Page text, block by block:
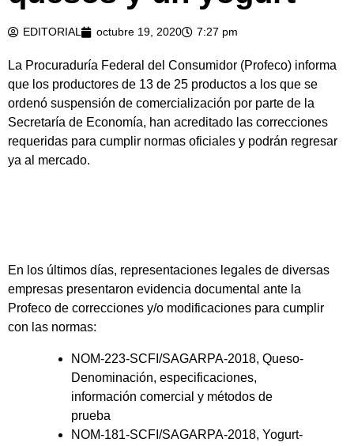
EDITORIAL octubre 19, 2020 7:27 pm
La Procuraduría Federal del Consumidor (Profeco) informa
que los productores de 13 de 25 productos a los que se
ordenó suspensión de comercialización por parte de la
Secretaría de Economía, han acreditado las correcciones
requeridas para cumplir normas oficiales y podrán regresar
ya al mercado.
En los últimos días, representaciones legales de diversas
empresas presentaron evidencia documental ante la
Profeco de correcciones y/o modificaciones para cumplir
con las normas:
NOM-223-SCFI/SAGARPA-2018, Queso-
Denominación, especificaciones,
información comercial y métodos de
prueba
NOM-181-SCFI/SAGARPA-2018, Yogurt-